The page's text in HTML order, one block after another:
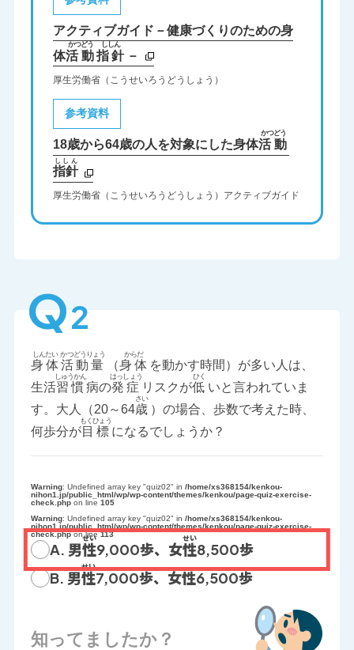
アクティブガイド－健康づくりのための身
体活動指針 －
厚生労働省（こうせいろうどうしょう）
参考資料
18歳から64歳の人を対象にした身体活動
指針
ししん
厚生労働省（こうせいろうどうしょう）アクティブガイド
Q2
身体活動量 （身体 を動かす時間）が多い人は、
生活習慣病の発症 リスクが低 いと言われていま
す。大人（20～64歳 ）の場合、歩数で考えた時、
何歩分が目標 になるでしょうか？
Warning: Undefined array key "quiz02" in /home/xs368154/kenkou-
nihon1.jp/public_html/wp/wp-content/themes/kenkou/page-quiz-exercise-
check.phpon line 105
Warning: Undefined array key "quiz02" in /home/xs368154/kenkou-
nihon1.jp/public_html/wp/wp-content/themes/kenkou/page-quiz-exercise-
check.phpon line113
A. 男性9,000歩、女性8,500歩
B. 男性7,000歩、女性6,500歩
知ってましたか？